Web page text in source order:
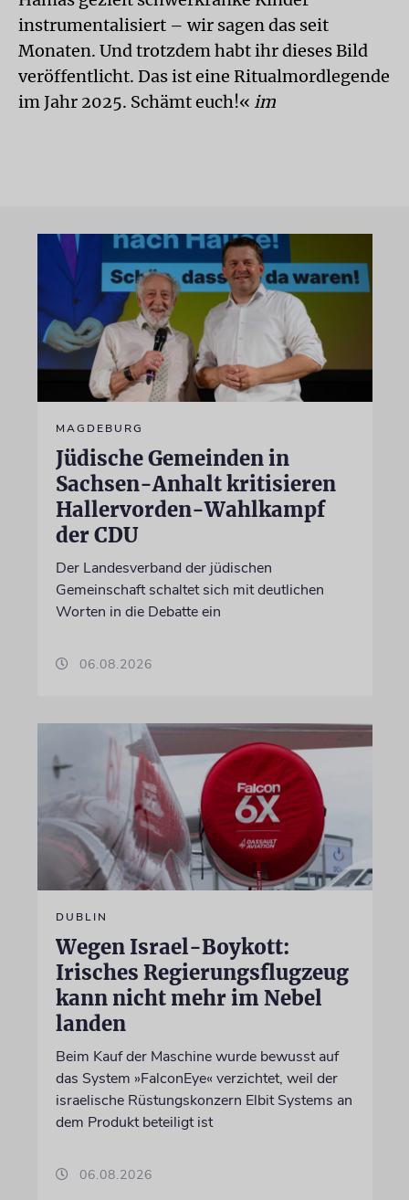
instrumentalisiert – wir sagen das seit
Monaten. Und trotzdem habt ihr dieses Bild
veröffentlicht. Das ist eine Ritualmordlegende
im Jahr 2025. Schämt euch!« im
MAGDEBURG
Jüdische Gemeinden in
Sachsen-Anhalt kritisieren
Hallervorden-Wahlkampf
der CDU
Der Landesverband der jüdischen
Gemeinschaft schaltet sich mit deutlichen
Worten in die Debatte ein
06.08.2026
DUBLIN
Wegen Israel-Boykott:
Irisches Regierungsflugzeug
kann nicht mehr im Nebel
landen
Beim Kauf der Maschine wurde bewusst auf
das System »FalconEye« verzichtet, weil der
israelische Rüstungskonzern Elbit Systems an
dem Produkt beteiligt ist
06.08.2026